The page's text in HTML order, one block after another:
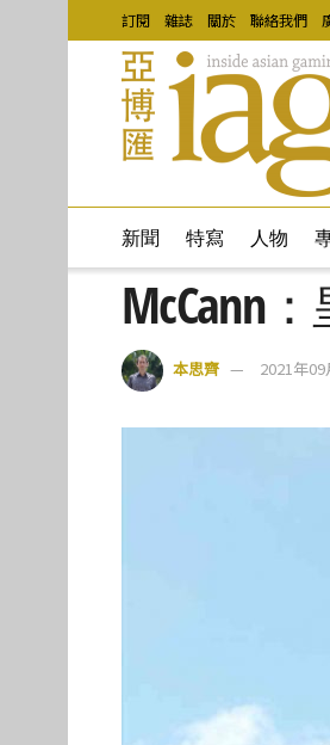
訂閱 雜誌 關於 聯絡我們
新聞 特寫 人物
McCann
本思齊 2021年